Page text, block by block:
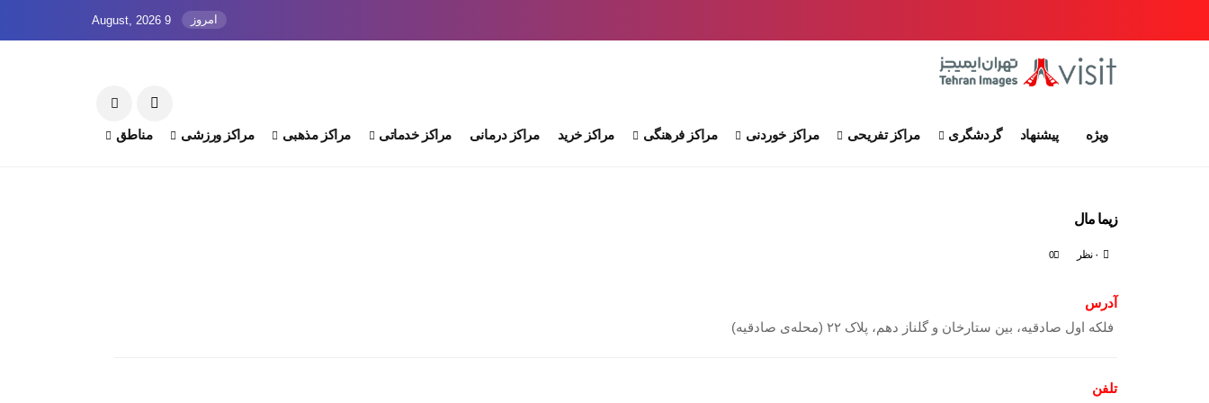
امروز 9 August, 2026
ویژه پیشنهاد گردشگری مراکز تفریحی مراکز خوردنی مراکز فرهنگی مراکز خرید مراکز درمانی مراکز خدماتی مراکز مذهبی مراکز ورزشی مناطق
زیما مال
۰ نظر 0
آدرس
فلکه اول صادقیه، بین ستارخان و گلناز دهم، پلاک ۲۲ (محله‌ی صادقیه)
تلفن